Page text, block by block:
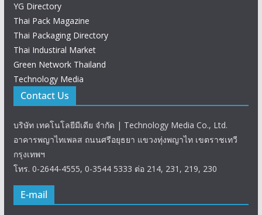
YG Directory
Thai Pack Magazine
Thai Packaging Directory
Thai Industiral Market
Green Network Thailand
Technology Media
Contact Us
บริษัท เทคโนโลยีมีเดีย จำกัด | Technology Media Co., Ltd.
อาคารพญาไทเพลส ถนนศรีอยุธยา แขวงทุ่งพญาไท เขตราชเทวี
กรุงเทพฯ
โทร. 0-2644-4555, 0-3544 5333 ต่อ 214, 231, 219, 230
E-mail